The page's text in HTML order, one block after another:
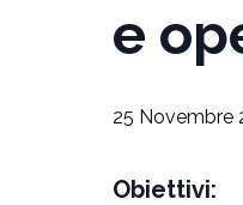
e
25 Novembre
Obiettivi: